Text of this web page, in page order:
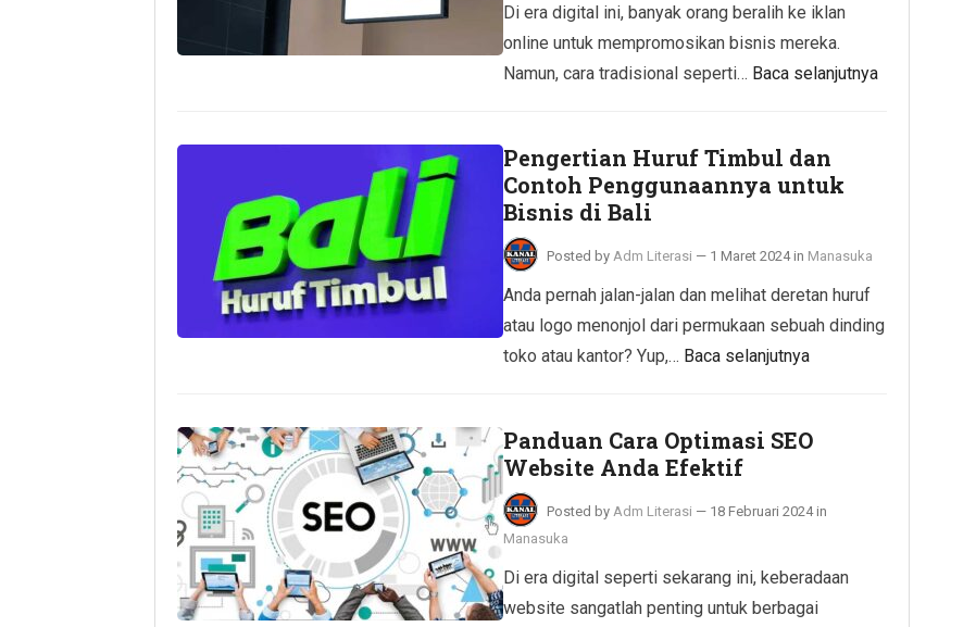
Di era digital ini, banyak orang beralih ke iklan
online untuk mempromosikan bisnis mereka.
Namun, cara tradisional seperti… Baca selanjutnya
Pengertian Huruf Timbul dan
Contoh Penggunaannya untuk
Bisnis di Bali
Posted by Adm Literasi — 1 Maret 2024 in Manasuka
Anda pernah jalan-jalan dan melihat deretan huruf
atau logo menonjol dari permukaan sebuah dinding
toko atau kantor? Yup,… Baca selanjutnya
Panduan Cara Optimasi SEO
Website Anda Efektif
Posted by Adm Literasi — 18 Februari 2024 in
Manasuka
Di era digital seperti sekarang ini, keberadaan
website sangatlah penting untuk berbagai